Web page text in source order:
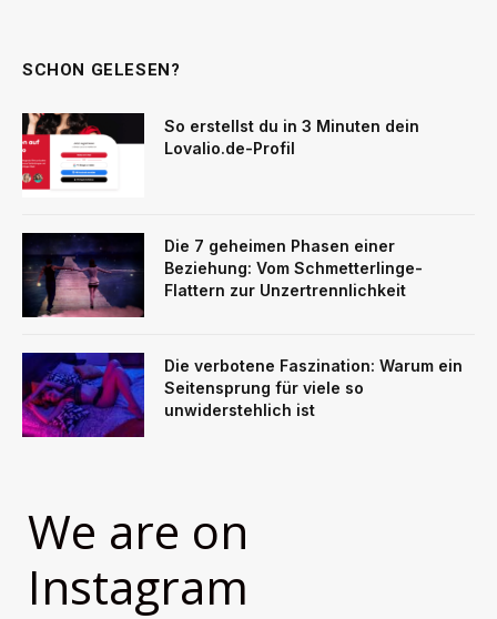
SCHON GELESEN?
So erstellst du in 3 Minuten dein
Lovalio.de-Profil
Die 7 geheimen Phasen einer
Beziehung: Vom Schmetterlinge-
Flattern zur Unzertrennlichkeit
Die verbotene Faszination: Warum ein
Seitensprung für viele so
unwiderstehlich ist
We are on
Instagram